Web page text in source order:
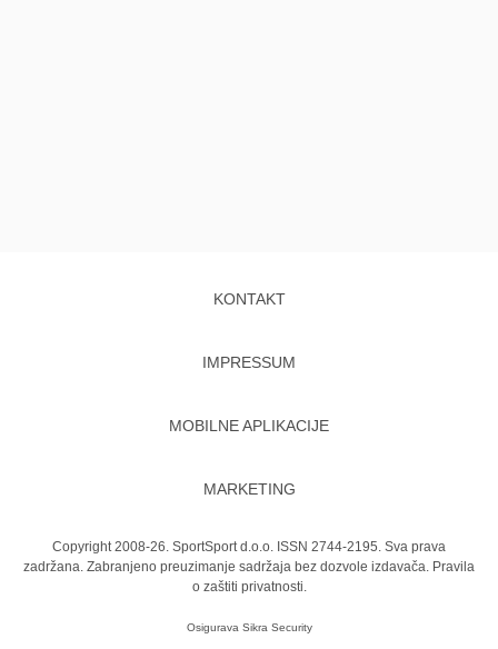
KONTAKT
IMPRESSUM
MOBILNE APLIKACIJE
MARKETING
Copyright 2008-26. SportSport d.o.o. ISSN 2744-2195. Sva prava
zadržana. Zabranjeno preuzimanje sadržaja bez dozvole izdavača. Pravila
o zaštiti privatnosti.
Osigurava Sikra Security